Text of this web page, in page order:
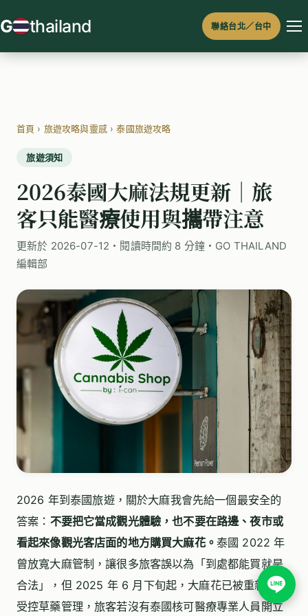
至
G thailand 聯絡台北／台中
首頁 › 旅遊攻略與靈感›泰國旅遊攻略
旅遊須知
2026泰國大麻法規更新｜旅
客只能醫療使用與攜帶注意
更新於 2026-07-12・閱讀時間約 8 分鐘・GO THAILAND
編輯部
2026 年到泰國旅遊，關於大麻我會先給一個最安全的
答案： 不要把它當成觀光體驗，也不要在路邊、夜市或
看起來像觀光客店面的地方購買大麻花。 泰國 2022 年
曾放寬大麻管制，讓很多旅客誤以為「到處都能買就是
合法」，但 2025 年 6 月下旬起，大麻花已被重新納入
受控草藥管理，旅客若沒有泰國核可醫療專業人員開立